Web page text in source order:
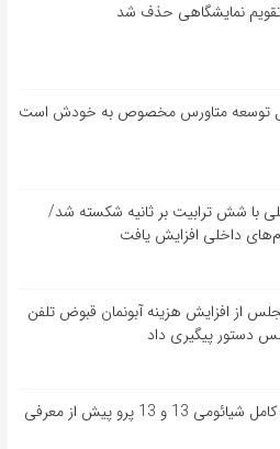
تقویم نمایشگاهی حذف شد
توسعه متاورس مخصوص به خودش است
با شش ترابیت بر ثانیه شکسته شد/
داخلی افزایش یافت
مجلس از افزایش هزینه آبونمان قبوض تلفن
دستور پیگیری داد
افشای مشخصات کامل شیائومی 13 و 13 پرو پیش از معرفی